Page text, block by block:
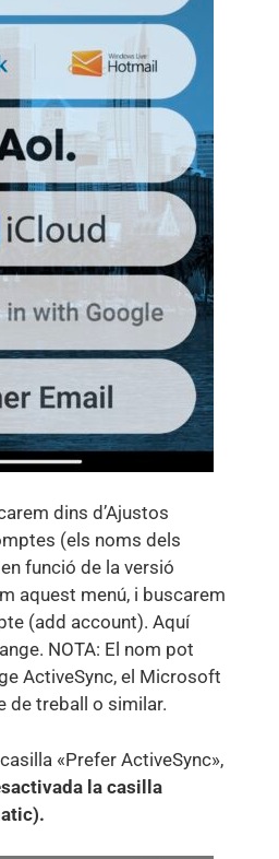
dins d’Ajustos
(els noms dels
funció de la versió
aquest menú, i buscarem
(add account). Aquí
NOTA: El nom pot
ActiveSync, el Microsoft
de treball o similar.
«Prefer ActiveSync»,
la casilla